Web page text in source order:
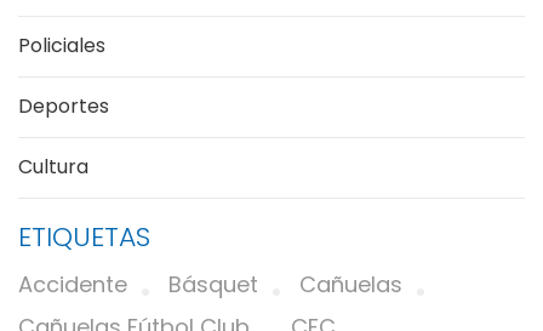
Policiales
Deportes
Cultura
ETIQUETAS
Accidente Básquet
Cañuelas